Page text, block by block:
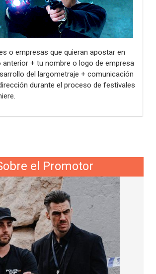
o empresas que quieran apostar en
anterior + tu nombre o logo de empresa
del largometraje + comunicación
durante el proceso de festivales
el Promotor